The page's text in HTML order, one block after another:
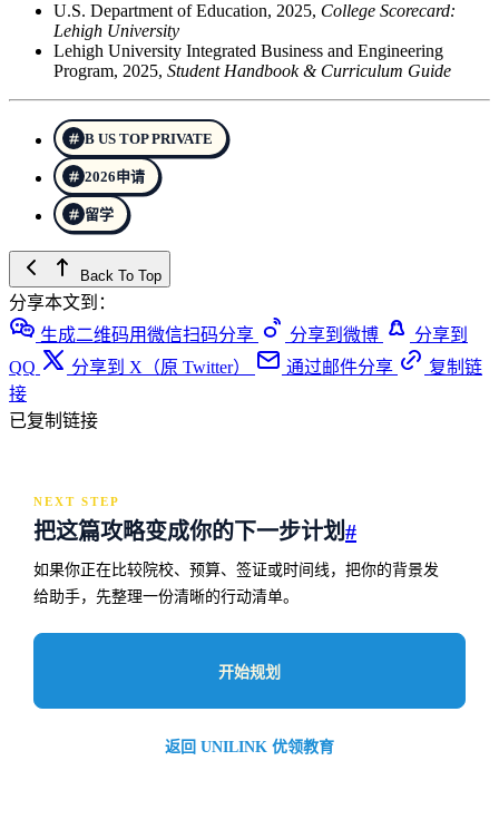
U.S. Department of Education, 2025, College Scorecard:
Lehigh University
Lehigh University Integrated Business and Engineering
Program, 2025, Student Handbook & Curriculum Guide
B US TOP PRIVATE
2026申请
留学
Back To Top
分享本文到：
生成二维码用微信扫码分享
分享到微博
分享到
QQ
分享到 X（原 Twitter） 通过邮件分享
复制链
接
已复制链接
NEXT STEP
把这篇攻略变成你的下一步计划#
如果你正在比较院校、预算、签证或时间线，把你的背景发
给助手，先整理一份清晰的行动清单。
开始规划
返回 UNILINK 优领教育